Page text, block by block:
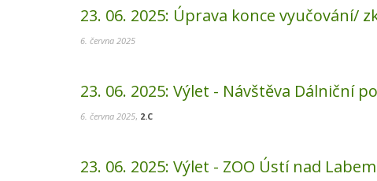
23. 06. 2025: Úprava konce vyučování/
6. června 2025
23. 06. 2025: Výlet - Návštěva Dálniční
6. června 2025, 2.C
23. 06. 2025: Výlet - ZOO Ústí nad Labem